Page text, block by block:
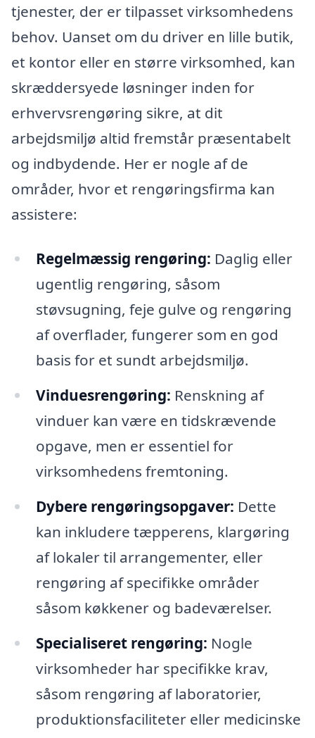
tjenester, der er tilpasset virksomhedens
behov. Uanset om du driver en lille butik,
et kontor eller en større virksomhed, kan
skræddersyede løsninger inden for
erhvervsrengøring sikre, at dit
arbejdsmiljø altid fremstår præsentabelt
og indbydende. Her er nogle af de
områder, hvor et rengøringsfirma kan
assistere:
Regelmæssig rengøring: Daglig eller
ugentlig rengøring, såsom
støvsugning, feje gulve og rengøring
af overflader, fungerer som en god
basis for et sundt arbejdsmiljø.
Vinduesrengøring: Renskning af
vinduer kan være en tidskrævende
opgave, men er essentiel for
virksomhedens fremtoning.
Dybere rengøringsopgaver: Dette
kan inkludere tæpperens, klargøring
af lokaler til arrangementer, eller
rengøring af specifikke områder
såsom køkkener og badeværelser.
Specialiseret rengøring: Nogle
virksomheder har specifikke krav,
såsom rengøring af laboratorier,
produktionsfaciliteter eller medicinske